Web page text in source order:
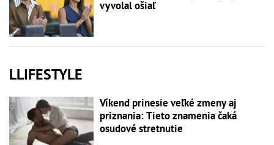
vyvolal ošiaľ
LLIFESTYLE
Víkend prinesie veľké zmeny aj
priznania: Tieto znamenia čaká
osudové stretnutie